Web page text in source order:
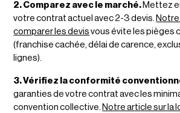
2. Comparez avec le marché. Mettez
votre contrat actuel avec 2-3 devis.
comparer les devis vous évite les pièges
(franchise cachée, délai de carence,
lignes).
3. Vérifiez la conformité
garanties de votre contrat avec les
convention collective. Notre article sur la